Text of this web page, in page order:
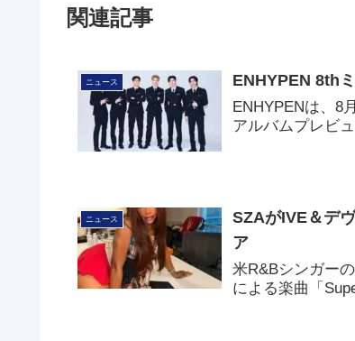
関連記事
ニュース ENHYPEN 8th
ENHYPENは、8
アルバムプレビ
ニュース
SZAがIVE＆デ
ア
米R&Bシンガー
による楽曲「